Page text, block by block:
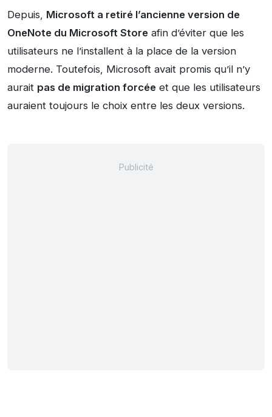
Depuis, Microsoft a retiré l’ancienne version de
OneNote du Microsoft Store afin d’éviter que les
utilisateurs ne l’installent à la place de la version
moderne. Toutefois, Microsoft avait promis qu’il n’y
aurait pas de migration forcée et que les utilisateurs
auraient toujours le choix entre les deux versions.